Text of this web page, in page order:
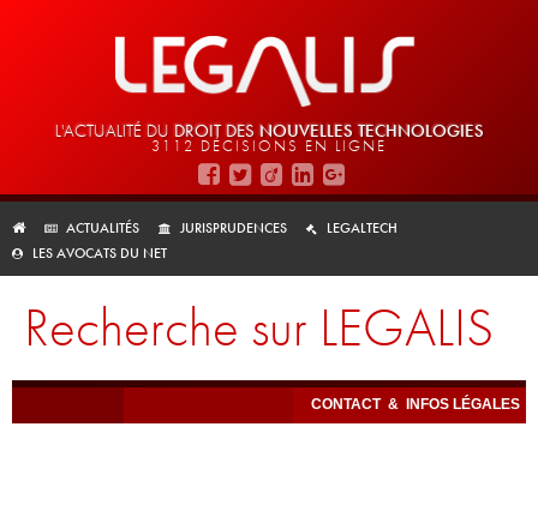
L'ACTUALITÉ DU DROIT DES NOUVELLES TECHNOLOGIES
3112 DÉCISIONS EN LIGNE
ACTUALITÉS JURISPRUDENCES
LEGALTECH
LES AVOCATS DU NET
Recherche sur LEGALIS
CONTACT & INFOS LÉGALES